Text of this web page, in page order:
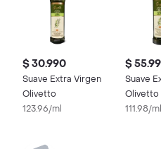
$ 30.990
Suave Extra Virgen
Olivetto
123.96/ml
$
Suave
Olivetto
111.98/ml